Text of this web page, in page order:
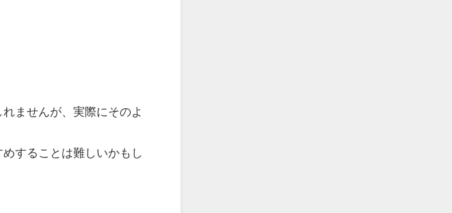
ませんが、実際にそのよ
することは難しいかもし